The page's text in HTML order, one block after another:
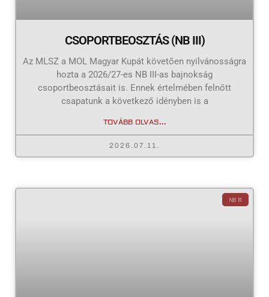
CSOPORTBEOSZTÁS (NB III)
Az MLSZ a MOL Magyar Kupát követően nyilvánosságra
hozta a 2026/27-es NB III-as bajnokság
csoportbeosztásait is. Ennek értelmében felnőtt
csapatunk a következő idényben is a
TOVÁBB OLVAS...
2026.07.11.
NB III